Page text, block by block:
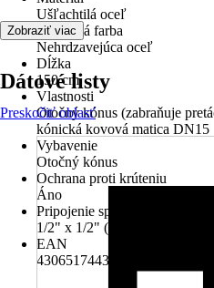
Ušľachtilá oceľ
Základná farba
Nehrdzavejúca oceľ
Dĺžka
150 cm
Vlastnosti
Otočný kónus (zabraňuje
kónická kovová matica DN15
Vybavenie
Otočný kónus
Ochrana proti krúteniu
Áno
Pripojenie sprchy
1/2" x 1/2" (DN15)
EAN
4306517443566
Zobraziť viac
Dátové listy
Preskočiť oblasť